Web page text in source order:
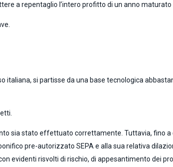
a repentaglio l’intero profitto di un anno
italiana, si partisse da una base tecnologica
sia stato effettuato correttamente. Tuttavia, fino
pre-autorizzato SEPA e alla sua relativa
evidenti risvolti di rischio, di appesantimento dei